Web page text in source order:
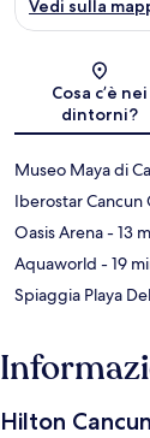
Vedi sulla
Cosa c’è nei
dintorni?
Museo Maya di
Iberostar Cancun
Oasis Arena- 13
Aquaworld - 19
Spiaggia Playa
Hilton